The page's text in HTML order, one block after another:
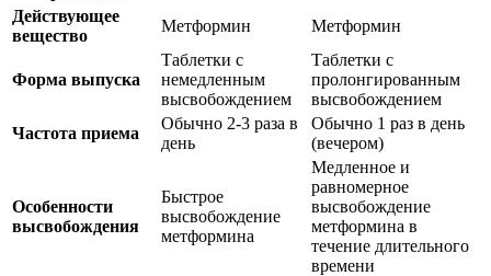
Действующее
вещество
Метформин Метформин
Форма выпуска
Таблетки с
немедленным
высвобождением
Таблетки с
пролонгированным
высвобождением
Частота приема
Обычно 2-3 раза в
день
Обычно 1 раз в день
(вечером)
Особенности
высвобождения
Быстрое
высвобождение
метформина
Медленное и
равномерное
высвобождение
метформина в
течение длительного
времени